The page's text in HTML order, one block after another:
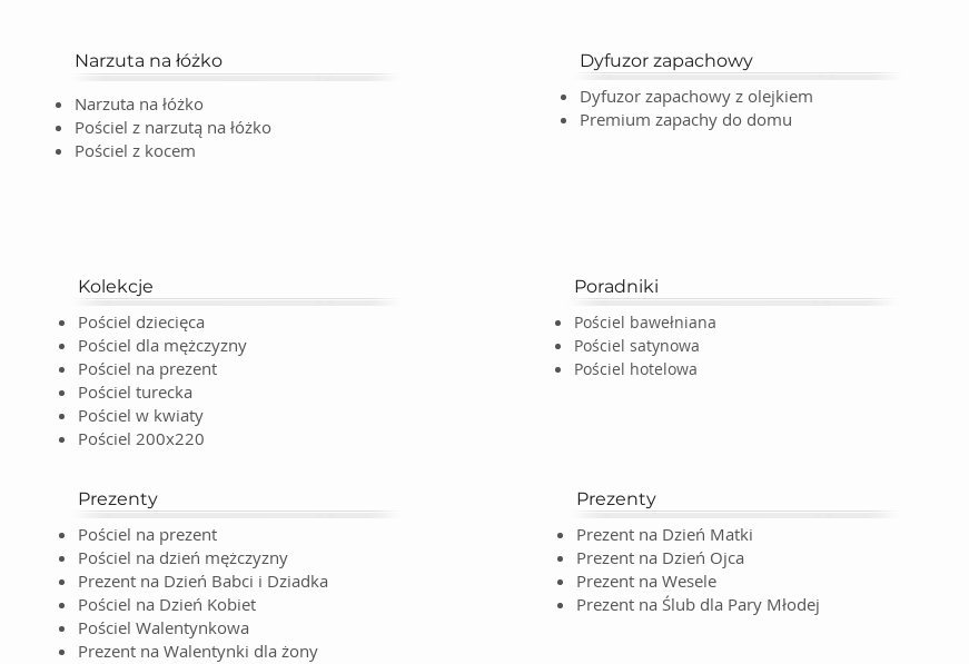
Narzuta na łóżko
Narzuta na łóżko
Pościel z narzutą na łóżko
Pościel z kocem
Dyfuzor zapachowy
Dyfuzor zapachowy z olejkiem
Premium zapachy do domu
Kolekcje
Pościel dziecięca
Pościel dla mężczyzny
Pościel na prezent
Pościel turecka
Pościel w kwiaty
Pościel 200x220
Prezenty
Pościel na prezent
Pościel na dzień mężczyzny
Prezent na Dzień Babci i Dziadka
Pościel na Dzień Kobiet
Pościel Walentynkowa
Prezent na Walentynki dla żony
Poradniki
Pościel bawełniana
Pościel satynowa
Pościel hotelowa
Prezenty
Prezent na Dzień Matki
Prezent na Dzień Ojca
Prezent na Wesele
Prezent na Ślub dla Pary Młodej